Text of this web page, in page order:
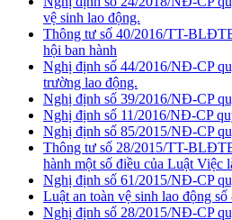
vệ sinh lao động.
Thông tư số 40/2016/TT-
hội ban hành
Nghị định số 44/2016/NĐ-CP
trường lao động.
Nghị định số 39/2016/NĐ-CP
Nghị định số 11/2016/NĐ-CP
Nghị định số 85/2015/NĐ-CP
Thông tư số 28/2015/TT-
hành một số điều của Luật Việc
Nghị định số 61/2015/NĐ-CP
Luật an toàn vệ sinh lao động
Nghị định số 28/2015/NĐ-CP